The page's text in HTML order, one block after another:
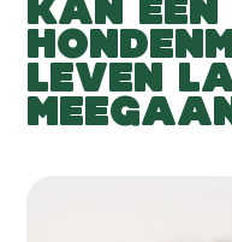
KAN EEN
LEVEN